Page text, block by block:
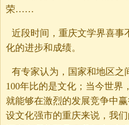
荣……
近段时间，重庆文学界喜事
化的进步和成绩。
有专家认为，国家和地区之
100年比的是文化；当今世界
就能够在激烈的发展竞争中
设文化强市的重庆来说，我